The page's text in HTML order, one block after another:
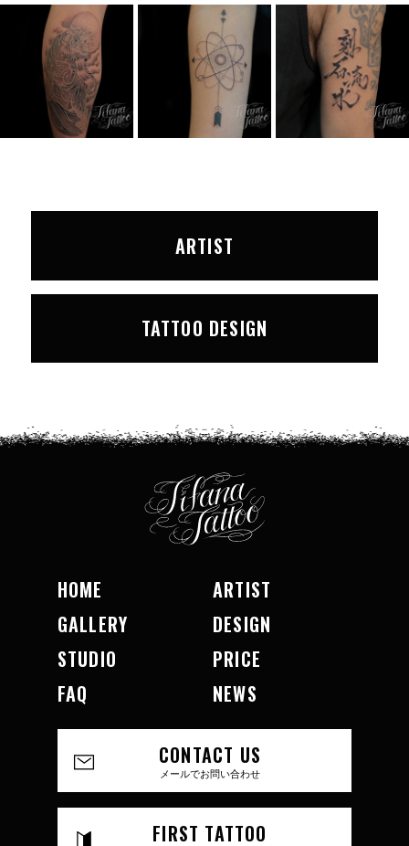
ARTIST
TATTOO DESIGN
HOME
ARTIST
GALLERY
DESIGN
STUDIO
PRICE
FAQ
NEWS
CONTACT US
メールでお問い合わせ
FIRST TATTOO